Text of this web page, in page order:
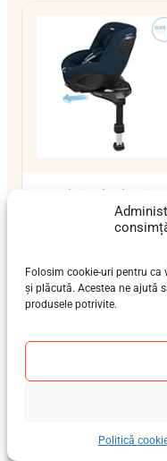
Folosim cookie-uri pentru
și plăcută. Acestea ne ajută
produsele potrivite.
Politică
Maxi-Cosi Mica 360
nou-născut (0-12 luni),
0–18 kgISOFIX i-Size